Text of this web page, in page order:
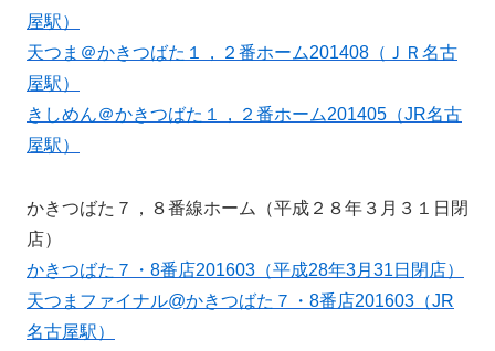
屋駅）
天つま＠かきつばた１，２番ホーム201408（ＪＲ名古
屋駅）
きしめん＠かきつばた１，２番ホーム201405（JR名古
屋駅）
かきつばた７，８番線ホーム（平成２８年３月３１日閉
店）
かきつばた７・8番店201603（平成28年3月31日閉店）
天つまファイナル@かきつばた７・8番店201603（JR
名古屋駅）